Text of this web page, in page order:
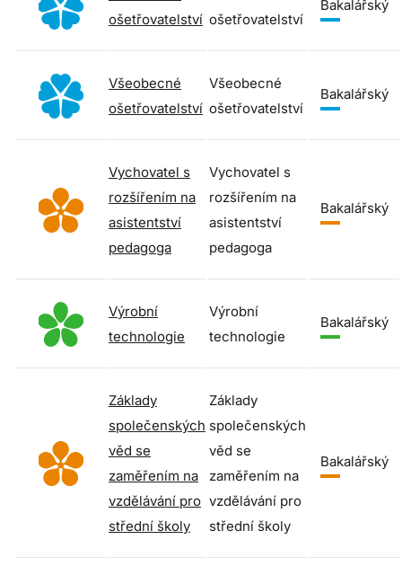
ošetřovatelství ošetřovatelství
Bakalářský
Všeobecné
ošetřovatelství
Všeobecné
ošetřovatelství
Bakalářský
Vychovatel s
rozšířením na
asistentství
pedagoga
Vychovatel s
rozšířením na
asistentství
pedagoga
Bakalářský
Výrobní
technologie
Výrobní
technologie
Bakalářský
Základy
společenských
věd se
zaměřením na
vzdělávání pro
střední školy
Základy
společenských
věd se
zaměřením na
vzdělávání pro
střední školy
Bakalářský